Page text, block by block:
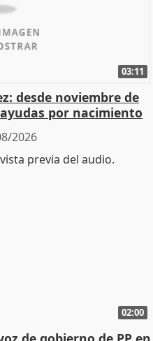
03:11
desde noviembre de
por nacimiento
2026
02:00